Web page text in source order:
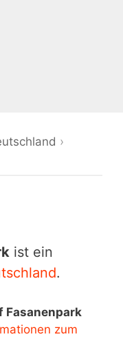
›
ist ein
.
Fasanenpark
zum